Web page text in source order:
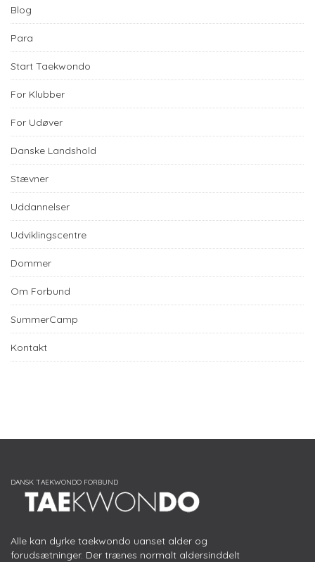
Blog
Para
Start Taekwondo
For Klubber
For Udøver
Danske Landshold
Stævner
Uddannelser
Udviklingscentre
Dommer
Om Forbund
SummerCamp
Kontakt
Alle kan dyrke taekwondo uanset alder og
forudsætninger. Der trænes normalt aldersinddelt